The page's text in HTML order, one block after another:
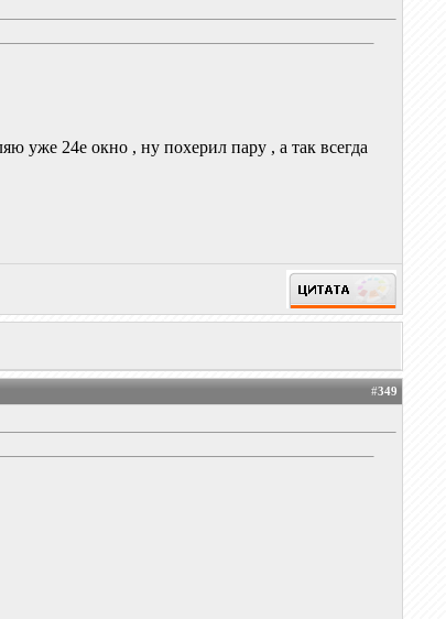
уже 24е окно , ну похерил пару , а так всегда
#349